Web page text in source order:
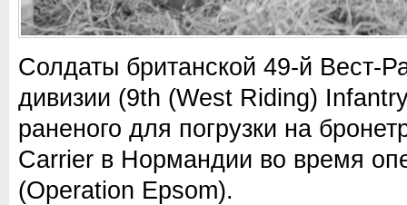
Солдаты британской 49-й Вест-
дивизии (9th (West Riding)
раненого для погрузки на
Carrier в Нормандии во время
(Operation Epsom).